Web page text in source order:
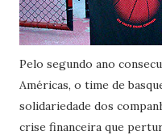
Pelo segundo ano
Américas, o time de
solidariedade dos
crise financeira que